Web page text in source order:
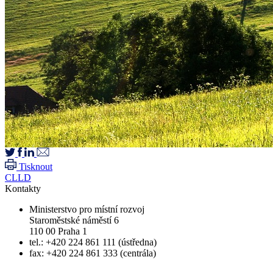
Tisknout
CLLD
Kontakty
Ministerstvo pro místní rozvoj
Staroměstské náměstí 6
110 00 Praha 1
tel.: +420 224 861 111 (ústředna)
fax: +420 224 861 333 (centrála)